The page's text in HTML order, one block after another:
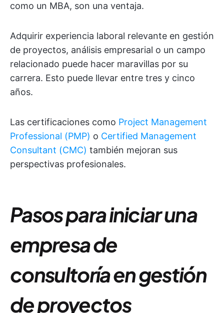
como un MBA, son una ventaja.
Adquirir experiencia laboral relevante en gestión
de proyectos, análisis empresarial o un campo
relacionado puede hacer maravillas por su
carrera. Esto puede llevar entre tres y cinco
años.
Las certificaciones como Project Management
Professional (PMP) o Certified Management
Consultant (CMC) también mejoran sus
perspectivas profesionales.
Pasos para iniciar una
empresa de
consultoría en gestión
de proyectos